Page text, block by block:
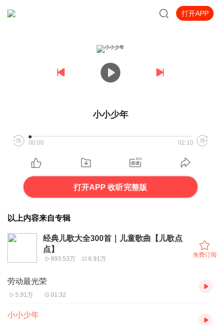
打开APP
小小少年
00:00 02:10
打开APP 收听完整版
以上内容来自专辑
经典儿歌大全300首｜儿童歌曲【儿歌点
点】
893.53万 6.91万
免费订阅
劳动最光荣
5.91万 01:32
小小少年